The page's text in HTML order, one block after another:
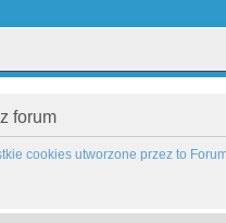
forum
cookies utworzone przez to